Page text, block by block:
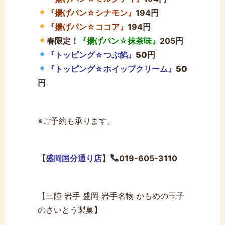
『揚げパン☆シナモン』 194円
『揚げパン☆ココア』 194円
春限定！
『揚げパン☆抹茶味』 205円
『トッピング☆つぶ餡』 50円
『トッピング☆ホイップクリーム』 50
円
※ご予約も承ります。
【盛岡国分通り店】 019-605-3110
【三陸 岩手 盛岡 岩手名物 かもめの玉子
のさいとう製菓】